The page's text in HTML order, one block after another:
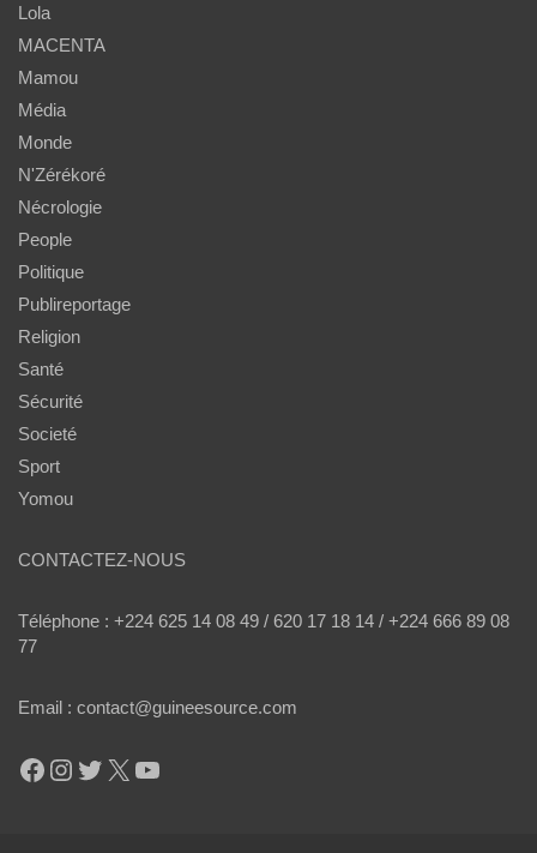
Lola
MACENTA
Mamou
Média
Monde
N'Zérékoré
Nécrologie
People
Politique
Publireportage
Religion
Santé
Sécurité
Societé
Sport
Yomou
CONTACTEZ-NOUS
Téléphone : +224 625 14 08 49 / 620 17 18 14 / +224 666 89 08
77
Email : contact@guineesource.com
Facebook
Instagram
Twitter
X YouTube